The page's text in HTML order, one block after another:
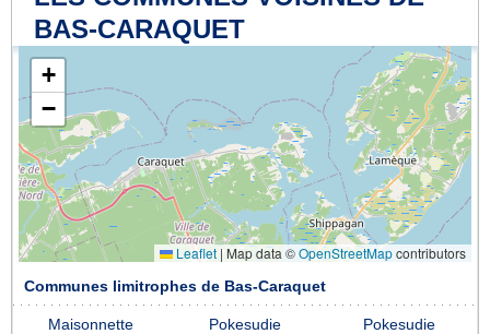
BAS-CARAQUET
+
−
Leaflet | Map data ©OpenStreetMapcontributors
Communes limitrophes de Bas-Caraquet
Maisonnette Pokesudie Pokesudie